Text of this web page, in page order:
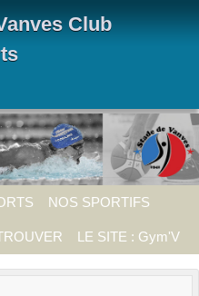
Club
NOS SPORTIFS
LE SITE : Gym'V